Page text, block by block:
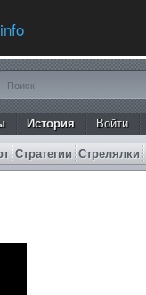
История Войти
Стратегии Стрелялки